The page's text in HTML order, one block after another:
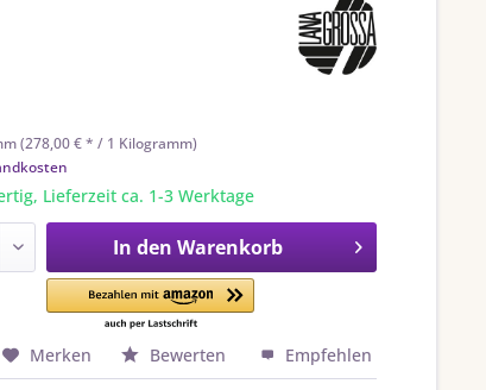
(278,00 € * / 1 Kilogramm)
Lieferzeit ca. 1-3 Werktage
In den Warenkorb
Merken Bewerten Empfehlen